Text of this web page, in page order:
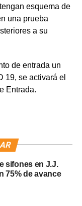
esquema de
una prueba
a su
de entrada un
19, se activará el
Entrada.
sifones en J.J.
75% de avance